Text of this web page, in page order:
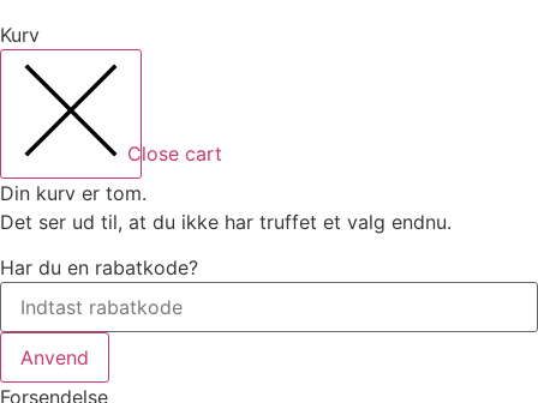
Kurv
Close cart
Din kurv er tom.
Det ser ud til, at du ikke har truffet et valg endnu.
Har du en rabatkode?
Anvend
Forsendelse